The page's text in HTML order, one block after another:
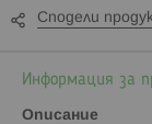
Сподели
Информация за
Описание